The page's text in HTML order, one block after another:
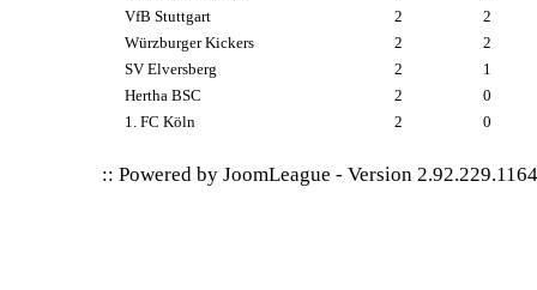
VfB Stuttgart
2
2
Würzburger Kickers
2
2
SV Elversberg
2
1
Hertha BSC
2
0
1. FC Köln
2 0
:: Powered byJoomLeague -Version